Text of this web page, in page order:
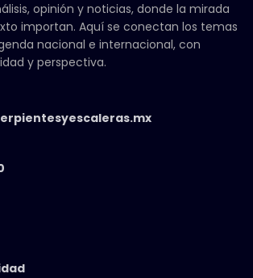
opinión y noticias, donde la mirada
importan. Aquí se conectan los temas
nacional e internacional, con
y perspectiva.